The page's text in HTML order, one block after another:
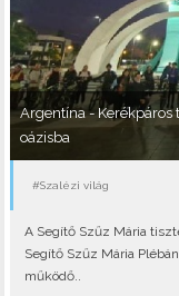
Argentína - Kerékpáros
oázisba
#Szalézi világ
A Segítő Szűz Mária
Segítő Szűz Mária
működő..